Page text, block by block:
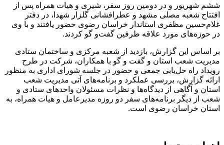
ششم شهریور و در دومین روز سفر، شیری و هیات همراه پس از
افتتاح شعبه مصلی مشهد و عطرافشانی گلزار شهدا، در دفتر
غلام‌حسین مظفری استاندار خراسان رضوی حضور یافتند و با وی
در حوزه‌های مورد علاقه طرفین گفت‌و گو کردند.
بر اساس این گزارش، بازدید از شعبه مرکزی و ساختمان ستادی
مدیریت شعب استان و گفت و گو با همکاران، شرکت در طرح
رویداد راه حل‌یابی جمعی و حضور در جلسه شورای اداری به منظور
ارائه گزارش، بررسی عملکرد و برنامه‌های آتی مدیریت شعب
استان و آگاهی از دیدگا‌ه‌ها و نظرات مسئولان واحدهای ستادی و
شعب از دیگر برنامه‌های سفر دو روزه مدیرعامل و هیات همراه، به
استان خراسان رضوی است.